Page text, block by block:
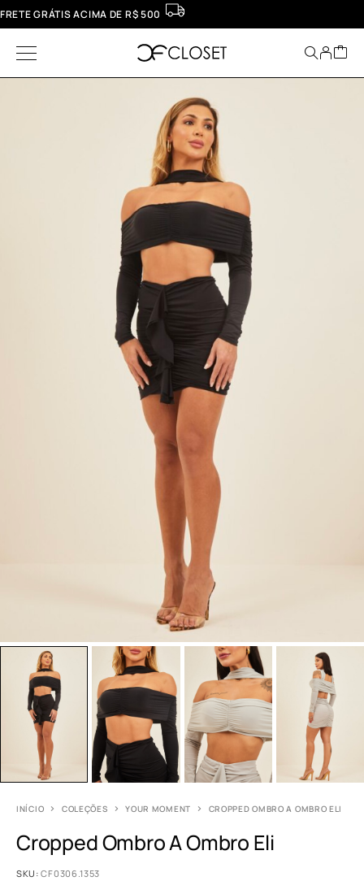
FRETE GRÁTIS ACIMA DE R$ 500
INÍCIO COLEÇÕES YOUR MOMENT CROPPED OMBRO A OMBRO ELI
Cropped Ombro A Ombro Eli
SKU:CF0306.1353